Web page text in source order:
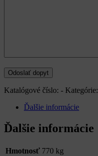
Katalógové číslo: - Kategórie:
Ďalšie informácie
Ďalšie informácie
Hmotnosť 770 kg